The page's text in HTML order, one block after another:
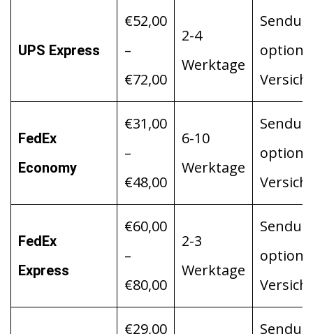
UPS Express
€52,00
–
€72,00
2-4
Werktage
FedEx
Economy
€31,00
–
€48,00
6-10
Werktage
FedEx
Express
€60,00
–
€80,00
2-3
Werktage
€29,00